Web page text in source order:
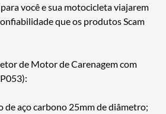
você e sua motocicleta viajarem
que os produtos Scam
de Motor de Carenagem com
de aço carbono 25mm de diâmetro;